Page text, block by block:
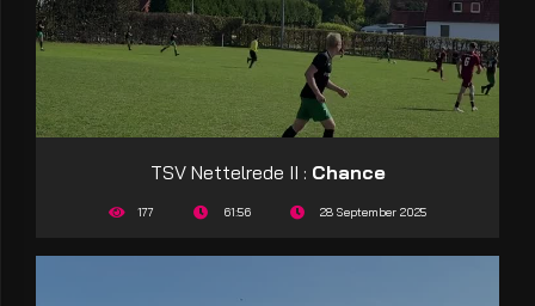
TSV Nettelrede II : Chance
177 61:56 28 September 2025